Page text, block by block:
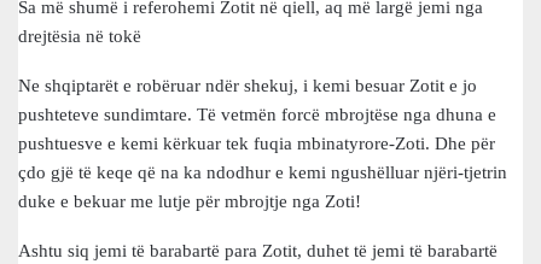
Sa më shumë i referohemi Zotit në qiell, aq më largë jemi nga
drejtësia në tokë
Ne shqiptarët e robëruar ndër shekuj, i kemi besuar Zotit e jo
pushteteve sundimtare. Të vetmën forcë mbrojtëse nga dhuna e
pushtuesve e kemi kërkuar tek fuqia mbinatyrore-Zoti. Dhe për
çdo gjë të keqe që na ka ndodhur e kemi ngushëlluar njëri-tjetrin
duke e bekuar me lutje për mbrojtje nga Zoti!
Ashtu siq jemi të barabartë para Zotit, duhet të jemi të barabartë